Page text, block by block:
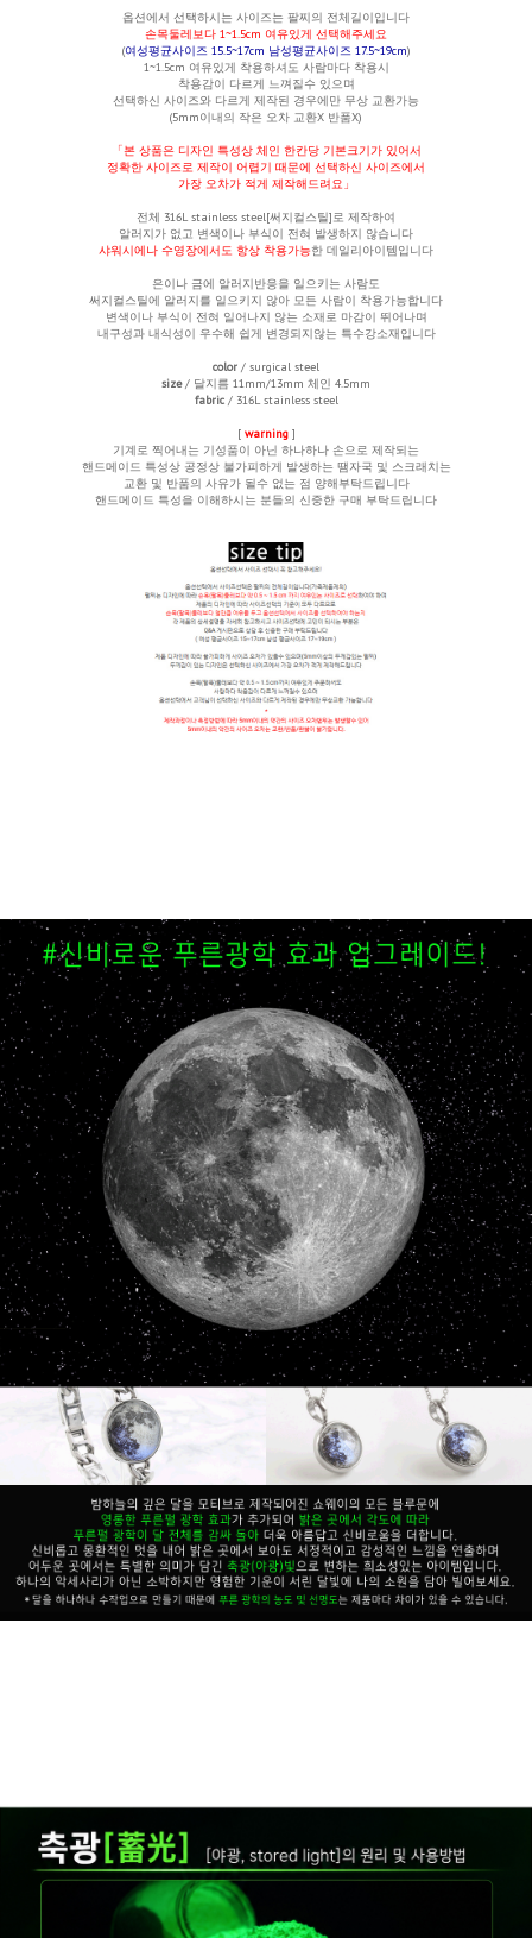
옵션에서 선택하시는 사이즈는 팔찌의 전체길이입니다
손목둘레보다 1~1.5cm 여유있게 선택해주세요
(여성평균사이즈 15.5~17cm 남성평균사이즈 17.5~19cm)
1~1.5cm 여유있게 착용하셔도 사람마다 착용시
착용감이 다르게 느껴질수 있으며
선택하신 사이즈와 다르게 제작된 경우에만 무상 교환가능
(5mm이내의 작은 오차 교환X 반품X)
「본 상품은 디자인 특성상 체인 한칸당 기본크기가 있어서
정확한 사이즈로 제작이 어렵기 때문에 선택하신 사이즈에서
가장 오차가 적게 제작해드려요」
전체 316L stainless steel[써지컬스틸]로 제작하여
알러지가 없고 변색이나 부식이 전혀 발생하지 않습니다
샤워시에나 수영장에서도 항상 착용가능한 데일리아이템입니다
은이나 금에 알러지반응을 일으키는 사람도
써지컬스틸에 알러지를 일으키지 않아 모든 사람이 착용가능합니다
변색이나 부식이 전혀 일어나지 않는 소재로 마감이 뛰어나며
내구성과 내식성이 우수해 쉽게 변경되지않는 특수강소재입니다
color / surgical steel
size/ 달지름 11mm/13mm 체인 4.5mm
fabric/ 316L stainless steel
[ warning ]
기계로 찍어내는 기성품이 아닌 하나하나 손으로 제작되는
핸드메이드 특성상 공정상 불가피하게 발생하는 땜자국 및 스크래치는
교환 및 반품의 사유가 될수 없는 점 양해부탁드립니다
핸드메이드 특성을 이해하시는 분들의 신중한 구매 부탁드립니다